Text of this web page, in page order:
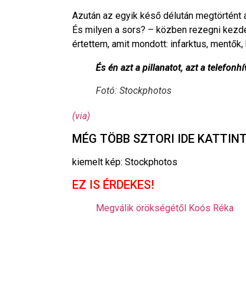
Azután az egyik késő délután megtörtént
És milyen a sors? – közben rezegni
értettem, amit mondott: infarktus,
És én azt a pillanatot, azt a
Fotó: Stockphotos
(via)
MÉG TÖBB SZTORI IDE
kiemelt kép: Stockphotos
EZ IS ÉRDEKES!
Megválik örökségétől Koós Réka